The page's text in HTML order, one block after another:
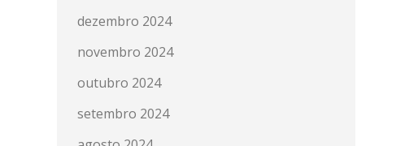
dezembro 2024
novembro 2024
outubro 2024
setembro 2024